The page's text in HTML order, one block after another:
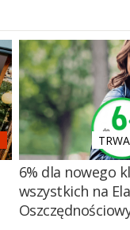
6% dla nowego
wszystkich na